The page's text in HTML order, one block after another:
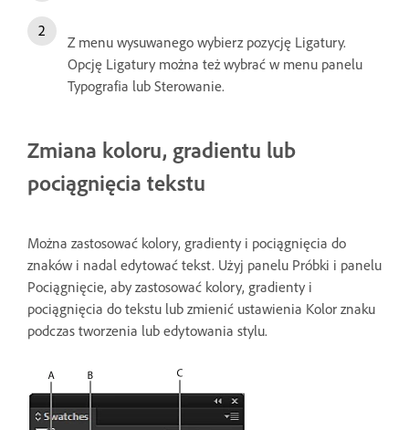
Z menu wysuwanego wybierz pozycję Ligatury.
Opcję Ligatury można też wybrać w menu panelu
Typografia lub Sterowanie.
Zmiana koloru, gradientu lub
pociągnięcia tekstu
Można zastosować kolory, gradienty i pociągnięcia do
znaków i nadal edytować tekst. Użyj panelu Próbki i panelu
Pociągnięcie, aby zastosować kolory, gradienty i
pociągnięcia do tekstu lub zmienić ustawienia Kolor znaku
podczas tworzenia lub edytowania stylu.